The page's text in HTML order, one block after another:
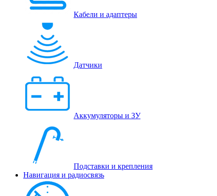
Кабели и адаптеры
Датчики
Аккумуляторы и ЗУ
Подставки и крепления
Навигация и радиосвязь